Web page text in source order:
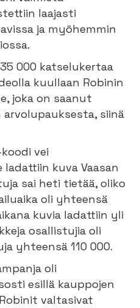
laajasti
ja myöhemmin
000 katselukertaa
kuullaan Robinin
joka on saanut
arvolupauksesta, siinä
vei
ladattiin kuva Vaasan
sai heti tietää, oliko
oli yhteensä
kuvia ladattiin yli
osallistujia oli
yhteensä 110 000.
oli
esillä kauppojen
valtasivat